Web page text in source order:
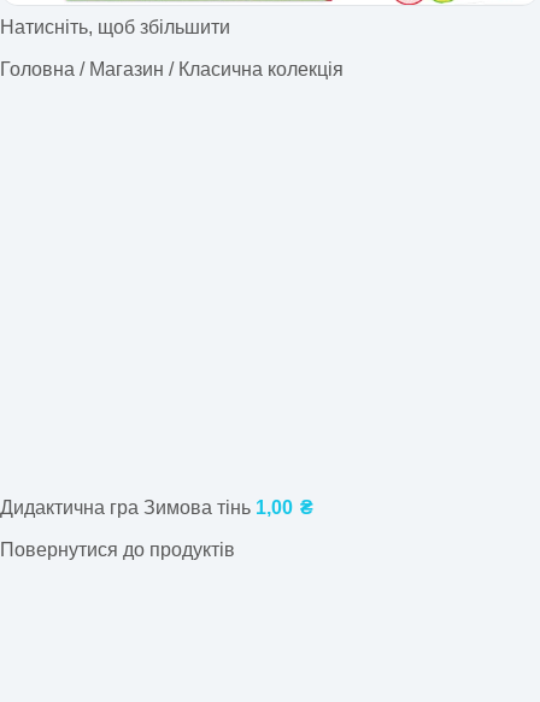
Натисніть, щоб збільшити
Головна / Магазин / Класична колекція
Дидактична гра Зимова тінь 1,00 ₴
Повернутися до продуктів